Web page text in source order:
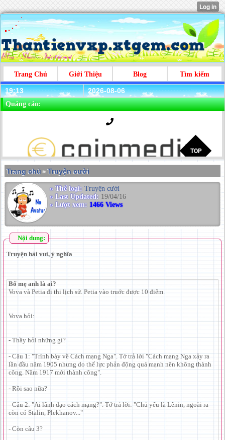
Trang Chủ Giới Thiệu Blog Tìm kiếm
19:13 2026-08-06
Quảng cáo:
Trang chủ >Truyện cười
» Thể loại: Truyện cười
» Last Updated: 19/04/16
» Lượt xem: 1466 Views
Nội dung:
Truyện hài vui, ý nghĩa
Bố mẹ anh là ai?
Vova và Petia đi thi lịch sử. Petia vào truớc được 10 điểm.
Vova hỏi:
- Thầy hỏi những gì?
- Câu 1: "Trình bày về Cách mạng Nga". Tớ trả lời "Cách mạng Nga xảy ra
lần đầu năm 1905 nhưng do thế lực phản động quá mạnh nên không thành
công. Năm 1917 mới thành công".
- Rồi sao nữa?
- Câu 2: "Ai lãnh đạo cách mạng?". Tớ trả lời: "Chủ yếu là Lênin, ngoài ra
còn có Stalin, Plekhanov..."
- Còn câu 3?